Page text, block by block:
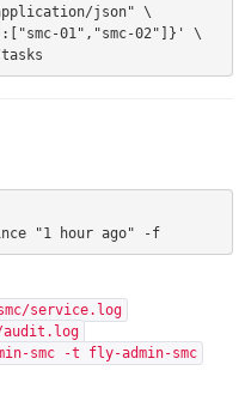
json" \
journalctl -u fly-admin-smc --since "1 hour ago" -f
service.log
audit.log
smc -t fly-admin-smc